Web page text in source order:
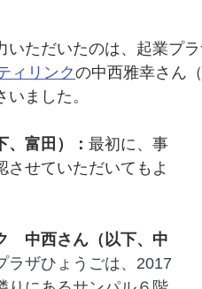
いただいたのは、起業プ
ィリンクの中西雅幸さん
ました。
、富田）： 最初に、事
させていただいてもよ
　中西さん（以下、中
ラザひょうごは、2017